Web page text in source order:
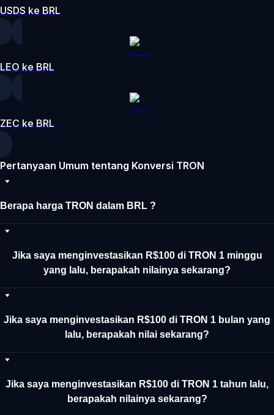
USDS ke BRL
LEO ke BRL
ZEC ke BRL
Pertanyaan Umum tentang Konversi TRON
Berapa harga TRON dalam BRL ?
Jika saya menginvestasikan R$100 di TRON 1 minggu
yang lalu, berapakah nilainya sekarang?
Jika saya menginvestasikan R$100 di TRON 1 bulan yang
lalu, berapakah nilai sekarang?
Jika saya menginvestasikan R$100 di TRON 1 tahun lalu,
berapakah nilainya sekarang?